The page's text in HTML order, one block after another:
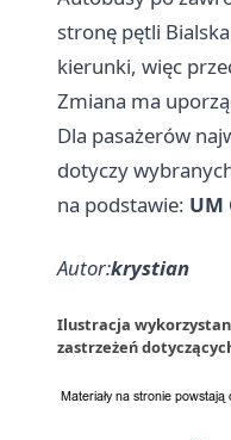
stronę pętli
kierunki, więc
Zmiana ma
Dla pasażerów
dotyczy
na podstawie: UM
Autor:krystian
Ilustracja
zastrzeżeń